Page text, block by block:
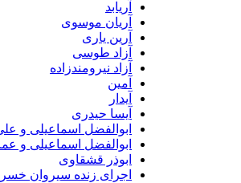
آریان موسوی
آرین یاری
آزاد طوسی
آزاد نیرومندزاده
آیسا حیدری
ابوالفضل اسماعیلی و علی براتی
ابوالفضل اسماعیلی و عماد حامدی
ابوذر قشقاوی
اجرای زنده سیروان خسروی